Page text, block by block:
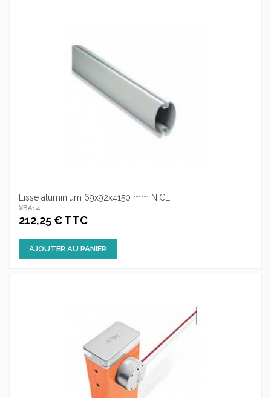
Lisse aluminium 69x92x4150 mm NICE
XBA14
212,25 € TTC
AJOUTER AU PANIER